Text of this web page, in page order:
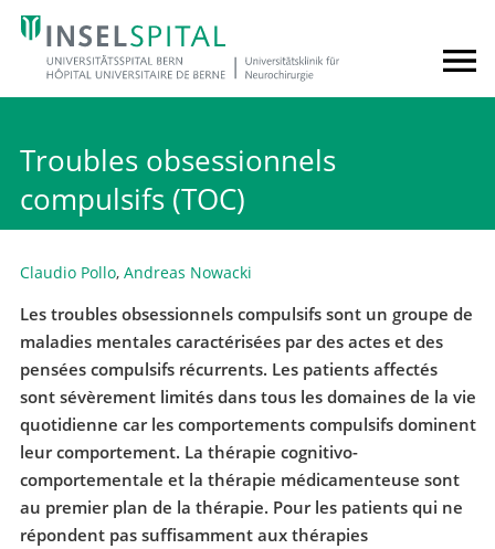
Troubles obsessionnels
compulsifs (TOC)
Claudio Pollo, Andreas Nowacki
Les troubles obsessionnels compulsifs sont un groupe de
maladies mentales caractérisées par des actes et des
pensées compulsifs récurrents. Les patients affectés
sont sévèrement limités dans tous les domaines de la vie
quotidienne car les comportements compulsifs dominent
leur comportement. La thérapie cognitivo-
comportementale et la thérapie médicamenteuse sont
au premier plan de la thérapie. Pour les patients qui ne
répondent pas suffisamment aux thérapies